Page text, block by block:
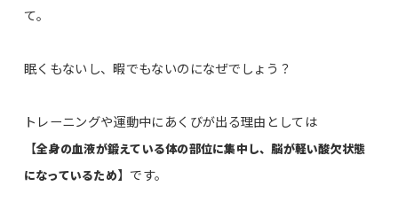
て。
眠くもないし、暇でもないのになぜでしょう？
トレーニングや運動中にあくびが出る理由としては
【全身の血液が鍛えている体の部位に集中し、脳が軽い酸欠状態
になっているため】です。